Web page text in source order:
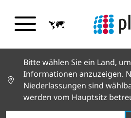
Bitte wählen Sie ein Land,
Informationen anzuzeigen.
Niederlassungen sind
werden vom Hauptsitz